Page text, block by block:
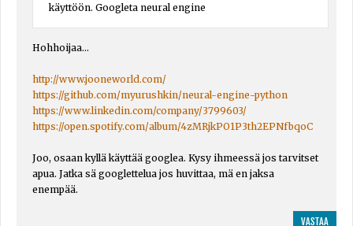
käyttöön. Googleta neural engine
Hohhoijaa...
http://www.jooneworld.com/
https://github.com/myurushkin/neural-engine-python
https://www.linkedin.com/company/3799603/
https://open.spotify.com/album/4zMRjkPO1P3th2EPNfbqoC
Joo, osaan kyllä käyttää googlea. Kysy ihmeessä jos tarvitset
apua. Jatka sä googlettelua jos huvittaa, mä en jaksa
enempää.
VASTAA